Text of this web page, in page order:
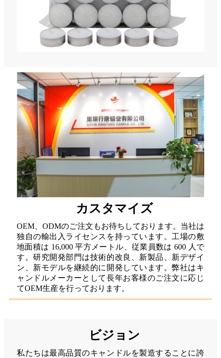
カスタマイズ
OEM、ODMのご注文もお待ちしております。当社は
独自の輸出入ライセンスを持っています。工場の敷
地面積は 16,000 平方メートル、従業員数は 600 人で
す。研究開発部門は技術的改良、新製品、新デザイ
ン、新モデルを継続的に開発しています。弊社はキ
ャンドルメーカーとして長年お客様のご注文に応じ
てOEM生産を行っております。
ビジョン
私たちは最高品質のキャンドルを製造することに誇